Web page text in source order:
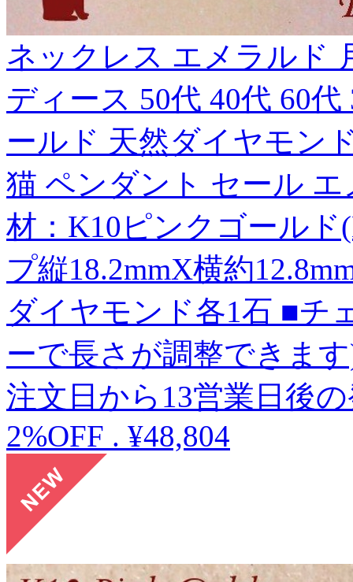
ネックレス エメラルド
ディース 50代 40代 60
ールド 天然ダイヤモン
猫 ペンダント セール
材：K10ピンクゴール
プ縦18.2mmX横約
ダイヤモンド各1石 ■チ
ーで長さが調整できま
注文日から13営業日後
2%OFF . ¥48,804